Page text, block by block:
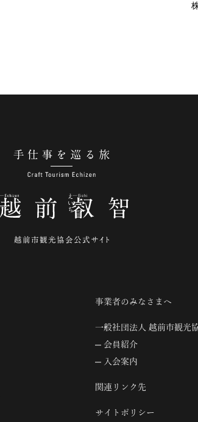
事業者のみなさまへ
一般社団法人 越前市観光
会員紹介
入会案内
関連リンク先
サイトポリシー